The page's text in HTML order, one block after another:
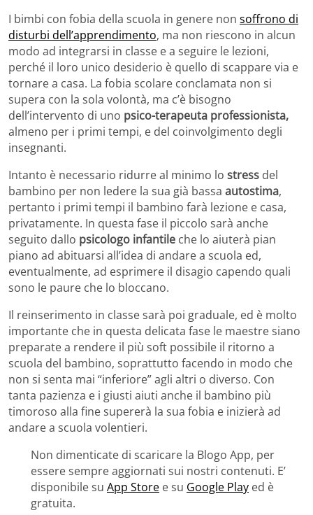
I bimbi con fobia della scuola in genere non soffrono di
disturbi dell’apprendimento, ma non riescono in alcun
modo ad integrarsi in classe e a seguire le lezioni,
perché il loro unico desiderio è quello di scappare via e
tornare a casa. La fobia scolare conclamata non si
supera con la sola volontà, ma c’è bisogno
dell’intervento di uno psico-terapeuta professionista,
almeno per i primi tempi, e del coinvolgimento degli
insegnanti.
Intanto è necessario ridurre al minimo lo stress del
bambino per non ledere la sua già bassa autostima,
pertanto i primi tempi il bambino farà lezione e casa,
privatamente. In questa fase il piccolo sarà anche
seguito dallo psicologo infantile che lo aiuterà pian
piano ad abituarsi all’idea di andare a scuola ed,
eventualmente, ad esprimere il disagio capendo quali
sono le paure che lo bloccano.
Il reinserimento in classe sarà poi graduale, ed è molto
importante che in questa delicata fase le maestre siano
preparate a rendere il più soft possibile il ritorno a
scuola del bambino, soprattutto facendo in modo che
non si senta mai “inferiore” agli altri o diverso. Con
tanta pazienza e i giusti aiuti anche il bambino più
timoroso alla fine supererà la sua fobia e inizierà ad
andare a scuola volentieri.
Non dimenticate di scaricare la Blogo App, per
essere sempre aggiornati sui nostri contenuti. E’
disponibile su App Store e su Google Play ed è
gratuita.